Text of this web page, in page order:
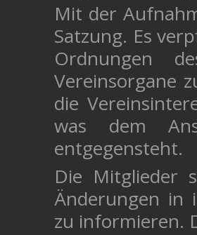
Mit der
Satzung. Es
Ordnungen
Vereinsorgane
die
was dem
entgegensteht.
Die Mitglieder
Änderungen in
zu informieren.